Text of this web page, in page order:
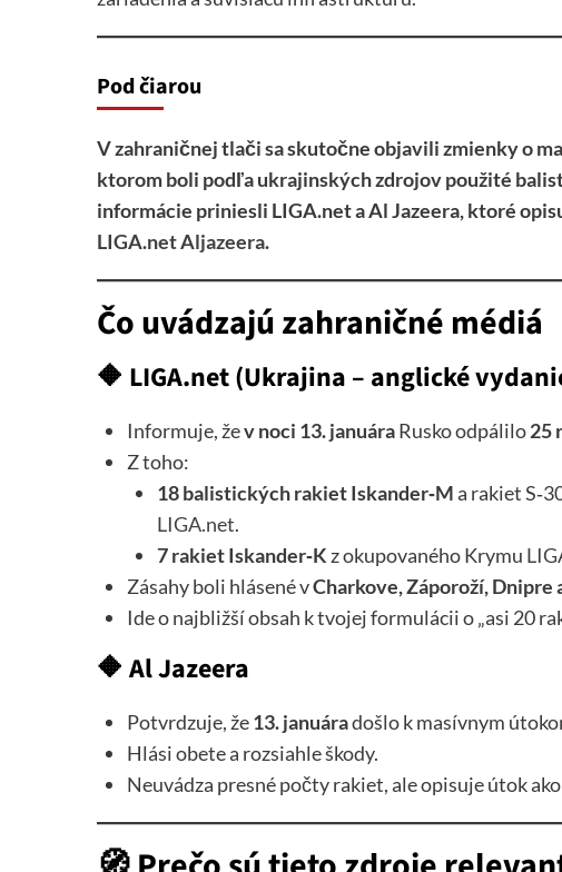
Pod čiarou
V zahraničnej tlači sa skutočne objavili zmienky o
ktorom boli podľa ukrajinských zdrojov použité
informácie priniesli LIGA.net a Al Jazeera, ktoré
LIGA.netAljazeera.
Čo uvádzajú zahraničné médiá
🔶 LIGA.net (Ukrajina – anglické
Informuje, žev noci 13. januáraRusko odpálilo25
Z toho:
18 balistických rakiet Iskander‑Ma rakiet
LIGA.net.
7 rakiet Iskander‑K z okupovaného Krymu
Zásahy boli hlásené vCharkove, Záporoží, Dnipre
Ide o najbližší obsah k tvojej formulácii o „asi 20
🔶 Al Jazeera
Potvrdzuje, že13. januáradošlo k masívnym
Hlási obete a rozsiahle škody.
Neuvádza presné počty rakiet, ale opisuje útok